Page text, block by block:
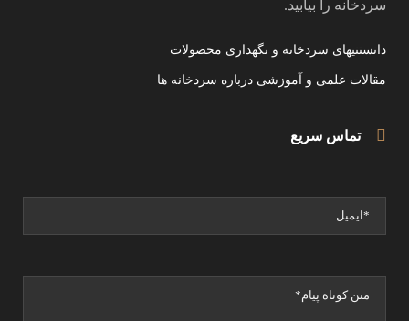
سردخانه را بیابید.
دانستنیهای سردخانه و نگهداری محصولات
مقالات علمی و آموزشی درباره سردخانه ها
تماس سریع